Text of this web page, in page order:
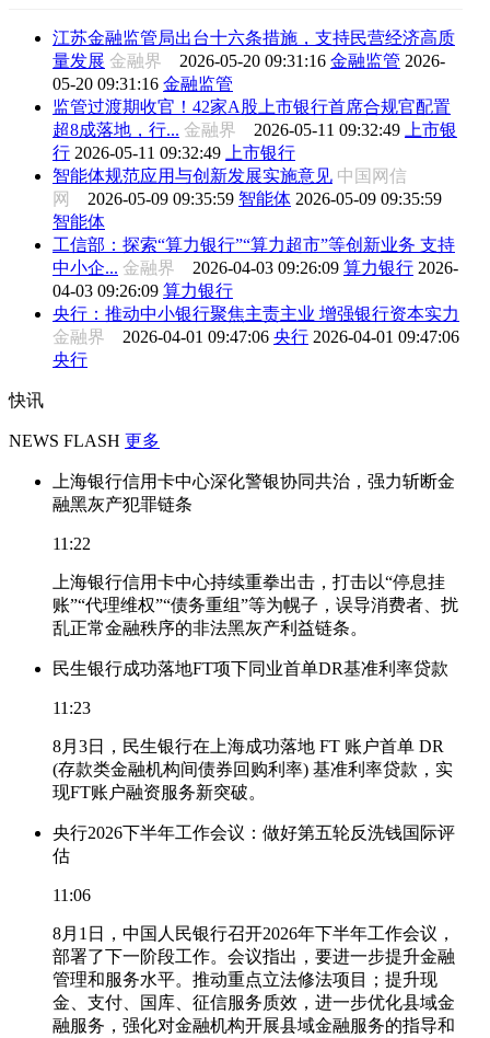
江苏金融监管局出台十六条措施，支持民营经济高质
量发展 金融界 2026-05-20 09:31:16 金融监管 2026-
05-20 09:31:16 金融监管
监管过渡期收官！42家A股上市银行首席合规官配置
超8成落地，行... 金融界 2026-05-11 09:32:49
上市银
行 2026-05-11 09:32:49
上市银行
智能体规范应用与创新发展实施意见 中国网信
网 2026-05-09 09:35:59 智能体 2026-05-09 09:35:59
智能体
工信部：探索“算力银行”“算力超市”等创新业务 支持
中小企... 金融界 2026-04-03 09:26:09 算力银行 2026-
04-03 09:26:09 算力银行
央行：推动中小银行聚焦主责主业 增强银行资本实力
金融界 2026-04-01 09:47:06 央行 2026-04-01 09:47:06
央行
快讯
NEWS FLASH 更多
上海银行信用卡中心深化警银协同共治，强力斩断金
融黑灰产犯罪链条
11:22
上海银行信用卡中心持续重拳出击，打击以“停息挂
账”“代理维权”“债务重组”等为幌子，误导消费者、扰
乱正常金融秩序的非法黑灰产利益链条。
民生银行成功落地FT项下同业首单DR基准利率贷款
11:23
8月3日，民生银行在上海成功落地 FT 账户首单 DR
(存款类金融机构间债券回购利率) 基准利率贷款，实
现FT账户融资服务新突破。
央行2026下半年工作会议：做好第五轮反洗钱国际评
估
11:06
8月1日，中国人民银行召开2026年下半年工作会议，
部署了下一阶段工作。会议指出，要进一步提升金融
管理和服务水平。推动重点立法修法项目；提升现
金、支付、国库、征信服务质效，进一步优化县域金
融服务，强化对金融机构开展县域金融服务的指导和